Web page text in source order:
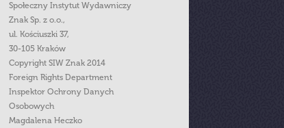
Społeczny Instytut Wydawniczy
Znak Sp. z o.o.,
ul. Kościuszki 37,
30-105 Kraków
Copyright SIW Znak 2014
Foreign Rights Department
Inspektor Ochrony Danych
Osobowych
Magdalena Heczko